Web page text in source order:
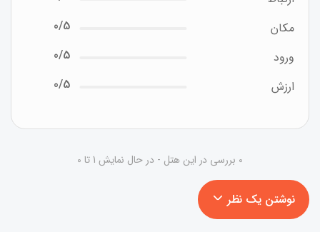
مکان
0/5
ورود
0/5
ارزش
0/5
0 بررسی در این هتل - در حال نمایش 1 تا 0
نوشتن یک نظر